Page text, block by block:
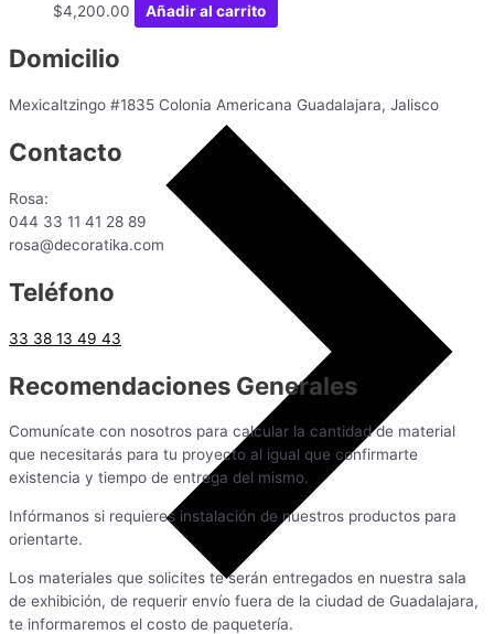
$4,200.00 Añadir al carrito
Domicilio
Mexicaltzingo #1835 Colonia Americana Guadalajara, Jalisco
Contacto
Rosa:
044 33 11 41 28 89
rosa@decoratika.com
Teléfono
33 38 13 49 43
Recomendaciones Generales
Comunícate con nosotros para calcular la cantidad de material
que necesitarás para tu proyecto al igual que confirmarte
existencia y tiempo de entrega del mismo.
Infórmanos si requieres instalación de nuestros productos para
orientarte.
Los materiales que solicites te serán entregados en nuestra sala
de exhibición, de requerir envío fuera de la ciudad de Guadalajara,
te informaremos el costo de paquetería.